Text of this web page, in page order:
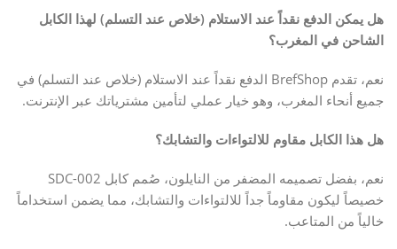
هل يمكن الدفع نقداً عند الاستلام (خلاص عند التسلم) لهذا الكابل
الشاحن في المغرب؟
نعم، تقدم BrefShop الدفع نقداً عند الاستلام (خلاص عند التسلم) في
جميع أنحاء المغرب، وهو خيار عملي لتأمين مشترياتك عبر الإنترنت.
هل هذا الكابل مقاوم للالتواءات والتشابك؟
نعم، بفضل تصميمه المضفر من النايلون، صُمم كابل SDC-002
خصيصاً ليكون مقاوماً جداً للالتواءات والتشابك، مما يضمن استخداماً
خالياً من المتاعب.